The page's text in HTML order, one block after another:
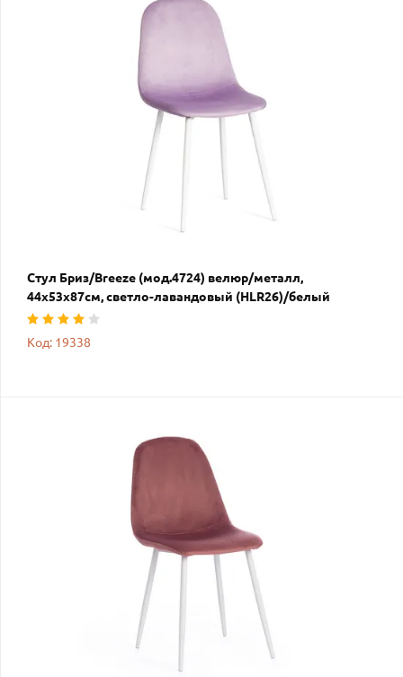
Стул Бриз/Breeze (мод.4724) велюр/металл,
44х53х87см, светло-лавандовый (HLR26)/белый
Код: 19338